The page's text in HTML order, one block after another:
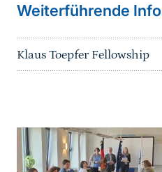
Weiterführende
Klaus Toepfer Fellowship